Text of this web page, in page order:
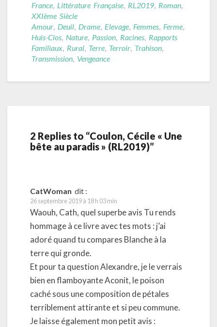
France, Littérature Française, RL2019, Roman,
XXIème Siècle
Amour, Deuil, Drame, Elevage, Femmes, Ferme,
Huis-Clos, Nature, Passion, Racines, Rapports
Familiaux, Rural, Terre, Terroir, Trahison,
Transmission, Vengeance
2 Replies to “Coulon, Cécile « Une
bête au paradis » (RL2019)”
CatWoman dit :
26 septembre 2019 à 18 h 03 min
Waouh, Cath, quel superbe avis Tu rends
hommage à ce livre avec tes mots : j’ai
adoré quand tu compares Blanche à la
terre qui gronde.
Et pour ta question Alexandre, je le verrais
bien en flamboyante Aconit, le poison
caché sous une composition de pétales
terriblement attirante et si peu commune.
Je laisse également mon petit avis :